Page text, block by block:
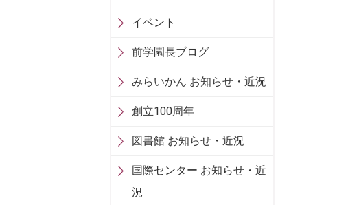
イベント
前学園長ブログ
みらいかん お知らせ・近況
創立100周年
図書館 お知らせ・近況
国際センター お知らせ・近
況